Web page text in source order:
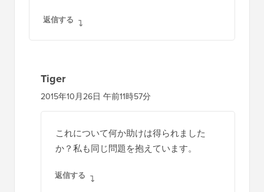
返信する
Tiger
2015年10月26日 午前11時57分
これについて何か助けは得られました
か？私も同じ問題を抱えています。
返信する